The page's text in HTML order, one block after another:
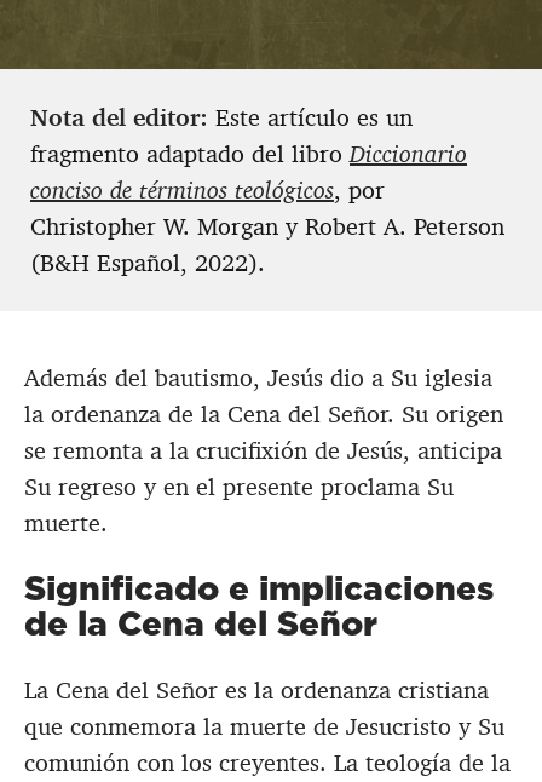
Nota del editor: Este artículo es un
fragmento adaptado del libroDiccionario
conciso de términos teológicos, por
Christopher W. Morgan y Robert A. Peterson
(B&H Español, 2022).
Además del bautismo, Jesús dio a Su iglesia
la ordenanza de la Cena del Señor. Su origen
se remonta a la crucifixión de Jesús, anticipa
Su regreso y en el presente proclama Su
muerte.
Significado e implicaciones
de la Cena del Señor
La Cena del Señor es la ordenanza cristiana
que conmemora la muerte de Jesucristo y Su
comunión con los creyentes. La teología de la